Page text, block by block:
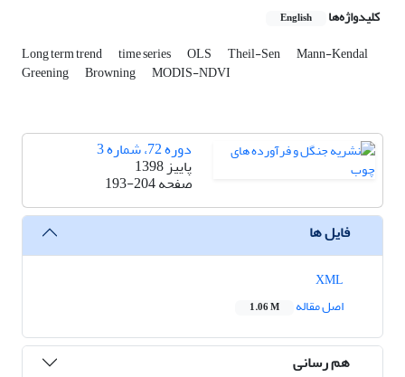
کلیدواژه‌ها English
Long term trend time series OLS Theil-Sen Mann-Kendal
Greening Browning MODIS-NDVI
دوره 72، شماره 3
پاییز 1398
صفحه193-204
فایل ها
اصل مقاله
1.06 M
هم رسانی